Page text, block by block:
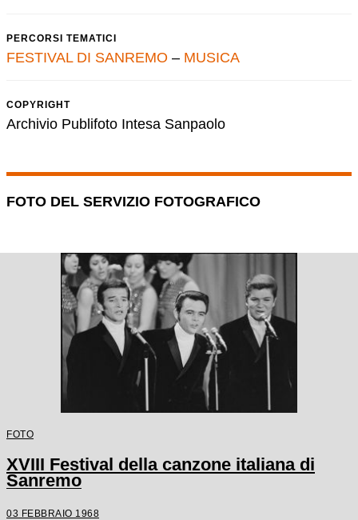
PERCORSI TEMATICI
FESTIVAL DI SANREMO – MUSICA
COPYRIGHT
Archivio Publifoto Intesa Sanpaolo
FOTO DEL SERVIZIO FOTOGRAFICO
FOTO
XVIII Festival della canzone italiana di
Sanremo
03 FEBBRAIO 1968